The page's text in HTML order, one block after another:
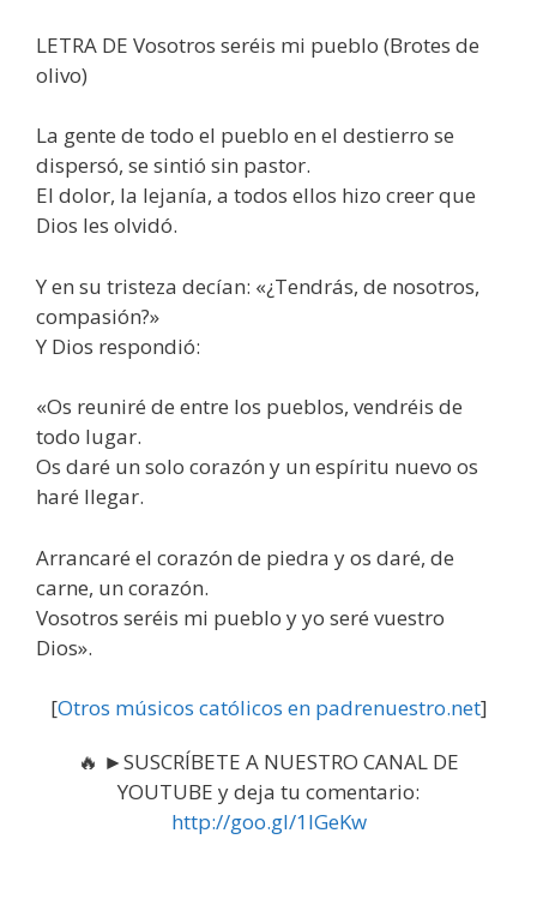
LETRA DE Vosotros seréis mi pueblo (Brotes de
olivo)
La gente de todo el pueblo en el destierro se
dispersó, se sintió sin pastor.
El dolor, la lejanía, a todos ellos hizo creer que
Dios les olvidó.
Y en su tristeza decían: «¿Tendrás, de nosotros,
compasión?»
Y Dios respondió:
«Os reuniré de entre los pueblos, vendréis de
todo lugar.
Os daré un solo corazón y un espíritu nuevo os
haré llegar.
Arrancaré el corazón de piedra y os daré, de
carne, un corazón.
Vosotros seréis mi pueblo y yo seré vuestro
Dios».
[Otros músicos católicos en padrenuestro.net]
🔥 ►SUSCRÍBETE A NUESTRO CANAL DE
YOUTUBE y deja tu comentario:
http://goo.gl/1IGeKw